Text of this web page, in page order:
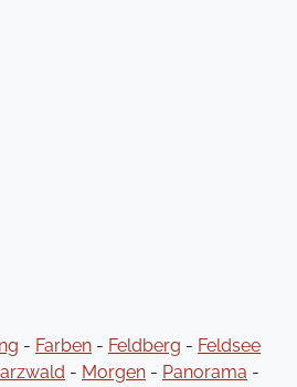
- Farben - Feldberg - Feldsee
- Morgen - Panorama -